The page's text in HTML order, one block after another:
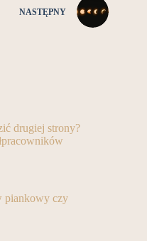
NASTĘPNY
drugiej strony?
piankowy czy